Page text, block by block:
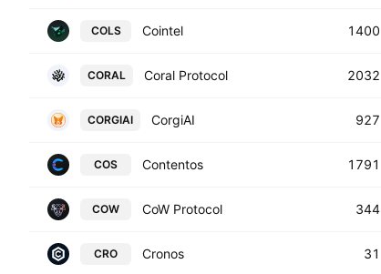
COLS Cointel 1400
CORAL Coral Protocol 2032
CORGIAI CorgiAI 927
COS Contentos 1791
COW CoW Protocol 344
CRO Cronos 31